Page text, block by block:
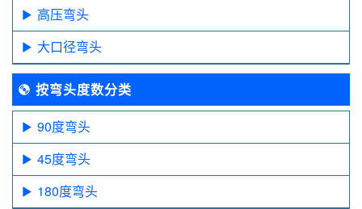
高压弯头
大口径弯头
按弯头度数分类
90度弯头
45度弯头
180度弯头